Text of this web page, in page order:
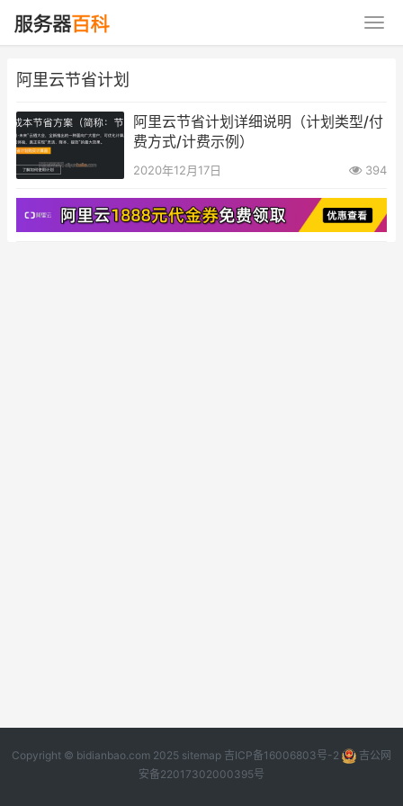
阿里云节省计划
阿里云节省计划详细说明（计划类型/付
费方式/计费示例）
2020年12月17日 394
Copyright © bidianbao.com 2025 sitemap 吉ICP备16006803号-2
吉公网
安备22017302000395号